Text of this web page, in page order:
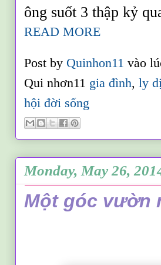
ông suốt 3 thập kỷ
READ MORE
Post by Quinhon11vào
Qui nhơn11 gia đình,ly
hội đời sống
Monday, May 26,
Một góc vườn